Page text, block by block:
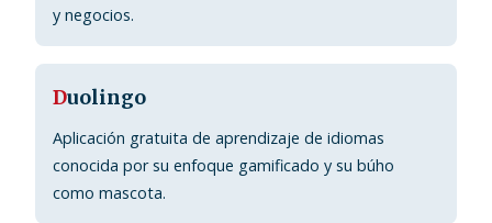
y negocios.
Duolingo
Aplicación gratuita de aprendizaje de idiomas
conocida por su enfoque gamificado y su búho
como mascota.